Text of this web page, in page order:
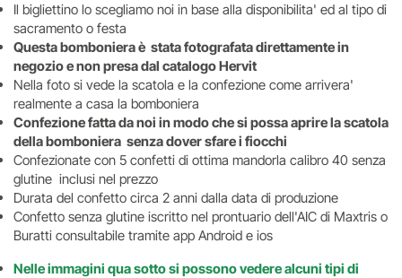
Il bigliettino lo scegliamo noi in base alla disponibilita' ed al tipo di
sacramento o festa
Questa bomboniera è stata fotografata direttamente in
negozio e non presa dal catalogo Hervit
Nella foto si vede la scatola e la confezione come arrivera'
realmente a casa la bomboniera
Confezione fatta da noi in modo che si possa aprire la scatola
della bomboniera senza dover sfare i fiocchi
Confezionate con 5 confetti di ottima mandorla calibro 40 senza
glutine inclusi nel prezzo
Durata del confetto circa 2 anni dalla data di produzione
Confetto senza glutine iscritto nel prontuario dell'AIC di Maxtris o
Buratti consultabile tramite app Android e ios
Nelle immagini qua sotto si possono vedere alcuni tipi di